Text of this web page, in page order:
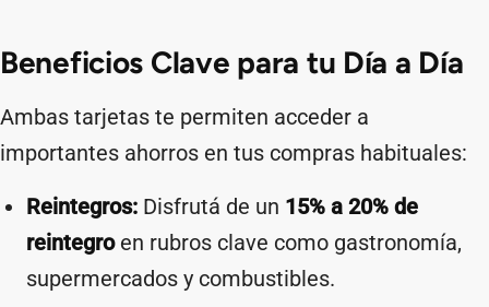
Beneficios Clave para tu Día a Día
Ambas tarjetas te permiten acceder a
importantes ahorros en tus compras habituales:
Reintegros: Disfrutá de un 15% a 20% de
reintegroen rubros clave como gastronomía,
supermercados y combustibles.